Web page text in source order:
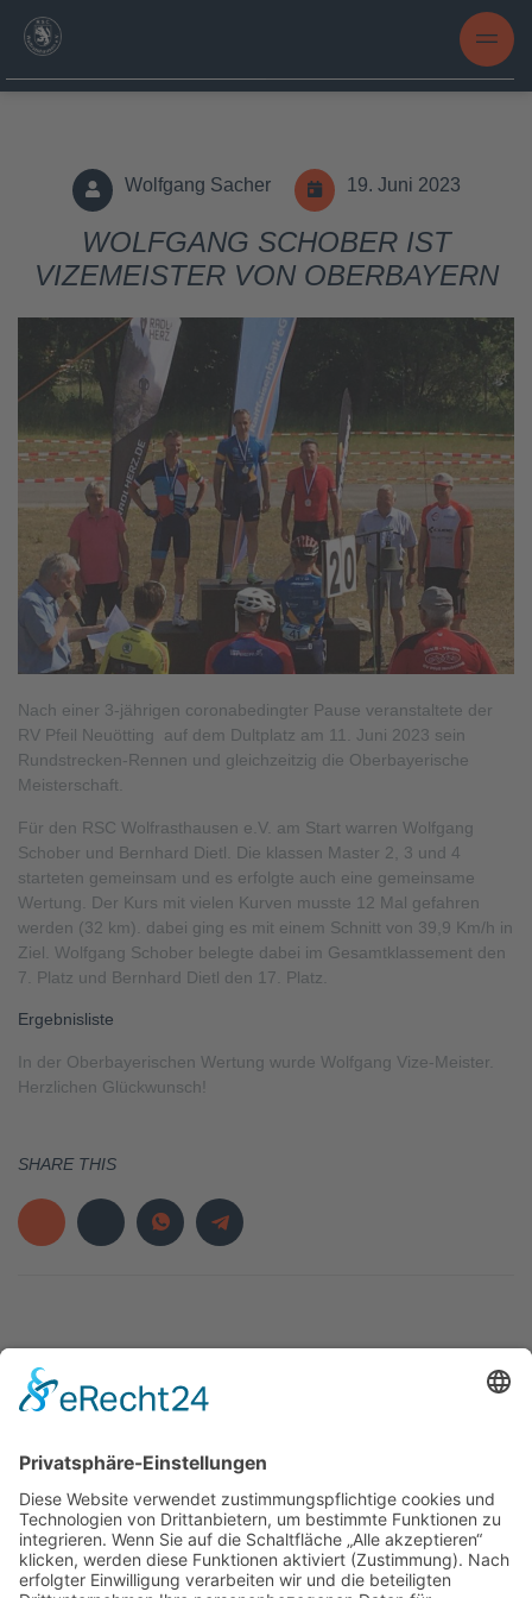
Wolfgang Sacher 19. Juni 2023
WOLFGANG SCHOBER IST
VIZEMEISTER VON OBERBAYERN
Nach einer 3-jährigen coronabedingter Pause veranstaltete der
RV Pfeil Neuötting auf dem Dultplatz am 11. Juni 2023 sein
Rundstrecken-Rennen und gleichzeitzig die Oberbayerische
Meisterschaft.
Für den RSC Wolfrasthausen e.V. am Start warren Wolfgang
Schober und Bernhard Dietl. Die klassen Master 2, 3 und 4
starteten gemeinsam und es erfolgte auch eine gemeinsame
Wertung. Der Kurs mit vielen Kurven musste 12 Mal gefahren
werden (32 km). dabei ging es mit einem Schnitt von 39,9 Km/h in
Ziel. Wolfgang Schober belegte dabei im Gesamtklassement den
7. Platz und Bernhard Dietl den 17. Platz.
Ergebnisliste
In der Oberbayerischen Wertung wurde Wolfgang Vize-Meister.
Herzlichen Glückwunsch!
SHARE THIS
LINKS
Verein
Rennrad
SERVICE
Impressum
Datenschutz
KONTAKT
RSC
Wolfratshausen e.V.
Witneystraße